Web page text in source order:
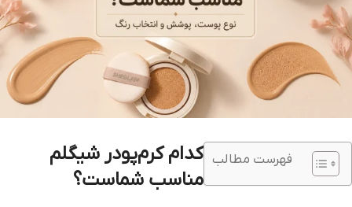
فهرست مطالب کدام کرم‌پودر شیگلم
مناسب شماست؟